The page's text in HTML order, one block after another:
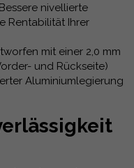
Bessere nivellierte
Rentabilität Ihrer
mit einer 2,0 mm
und Rückseite)
Aluminiumlegierung